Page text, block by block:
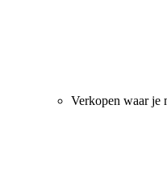
Verkopen waar je